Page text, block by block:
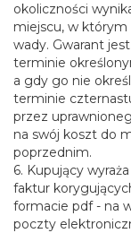
okoliczności
miejscu, w którym
wady. Gwarant
terminie
a gdy go nie
terminie
przez
na swój koszt do
poprzednim.
6. Kupujący
faktur
formacie pdf - na
poczty